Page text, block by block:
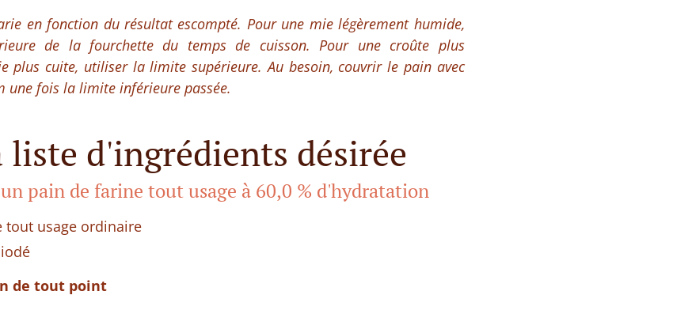
en fonction du résultat escompté. Pour une mie légèrement humide,
de la fourchette du temps de cuisson. Pour une croûte plus
plus cuite, utiliser la limite supérieure. Au besoin, couvrir le pain avec
une fois la limite inférieure passée.
liste d'ingrédients désirée
pain de farine tout usage à 60,0 % d'hydratation
tout usage ordinaire
de tout point